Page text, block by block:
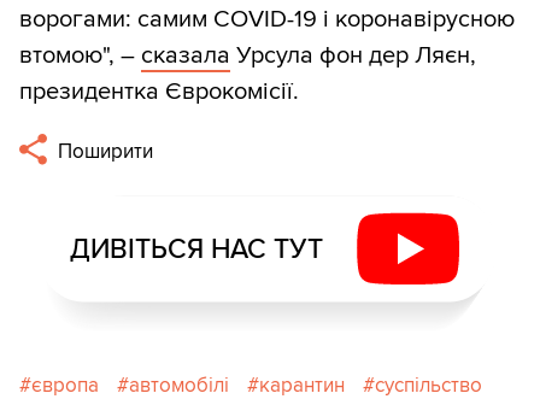
ворогами: самим COVID-19 і коронавірусною
втомою", – сказала Урсула фон дер Ляєн,
президентка Єврокомісії.
Поширити
ДИВІТЬСЯ НАС ТУТ
європа автомобілі карантин
суспільство